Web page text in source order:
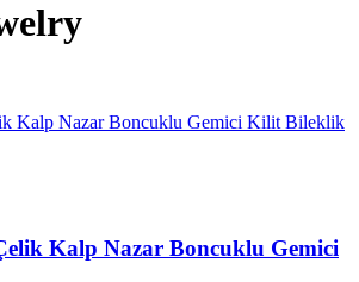
Kalp Nazar Boncuklu Gemici